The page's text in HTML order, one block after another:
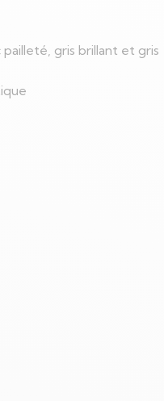
pailleté, gris brillant et gris